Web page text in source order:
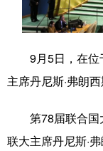
食品
9月5日，在位
主席丹尼斯·弗朗
第78届联合国
联大主席丹尼斯·